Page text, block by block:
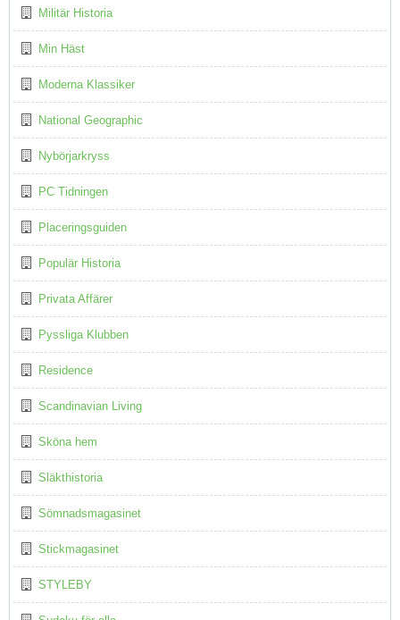
Militär Historia
Min Häst
Moderna Klassiker
National Geographic
Nybörjarkryss
PC Tidningen
Placeringsguiden
Populär Historia
Privata Affärer
Pyssliga Klubben
Residence
Scandinavian Living
Sköna hem
Släkthistoria
Sömnadsmagasinet
Stickmagasinet
STYLEBY